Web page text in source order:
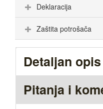
Deklaracija
Zaštita potrošača
Detaljan
Pitanja i